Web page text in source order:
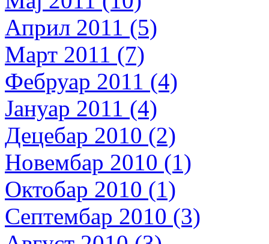
Април 2011 (5)
Март 2011 (7)
Фебруар 2011 (4)
Јануар 2011 (4)
Децебар 2010 (2)
Новембар 2010 (1)
Октобар 2010 (1)
Септембар 2010 (3)